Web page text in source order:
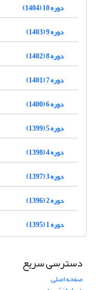
دوره 10 (1404)
دوره 9 (1403)
دوره 8 (1402)
دوره 7 (1401)
دوره 6 (1400)
دوره 5 (1399)
دوره 4 (1398)
دوره 3 (1397)
دوره 2 (1396)
دوره 1 (1395)
دسترسی سریع
صفحه اصلی